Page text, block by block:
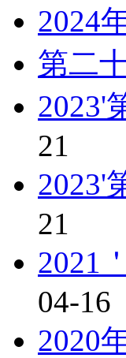
2024
第二
2023'
21
2023'
21
2021
04-16
2020